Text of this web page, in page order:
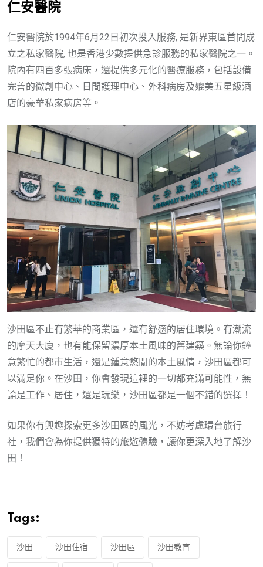
仁安醫院
仁安醫院於1994年6月22日初次投入服務, 是新界東區首間成
立之私家醫院, 也是香港少數提供急診服務的私家醫院之一。
院內有四百多張病床，還提供多元化的醫療服務，包括設備
完善的微創中心、日間護理中心、外科病房及媲美五星級酒
店的豪華私家病房等。
沙田區不止有繁華的商業區，還有舒適的居住環境。有潮流
的摩天大廈，也有能保留濃厚本土風味的舊建築。無論你鐘
意繁忙的都市生活，還是鍾意悠閒的本土風情，沙田區都可
以滿足你。在沙田，你會發現這裡的一切都充滿可能性，無
論是工作、居住，還是玩樂，沙田區都是一個不錯的選擇！
如果你有興趣探索更多沙田區的風光，不妨考慮環台旅行
社，我們會為你提供獨特的旅遊體驗，讓你更深入地了解沙
田！
Tags:
沙田 沙田住宿 沙田區 沙田教育